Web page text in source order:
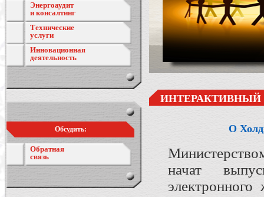
Энергоаудит
и консалтинг
Технические
услуги
Инновационная
деятельность
Обсудить:
Обратная
связь
О
начат